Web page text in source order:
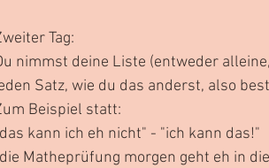
Tag:
nimmst deine Liste (entweder
Satz, wie du das anderst, also
Beispiel statt:
kann ich eh nicht" - "ich kann das!"
Matheprüfung morgen geht eh in